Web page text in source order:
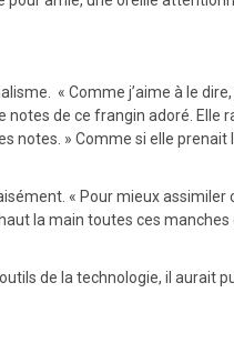
« Comme j’aime à le
de ce frangin adoré. Elle
notes. » Comme si elle
« Pour mieux assimiler
la main toutes ces manches
de la technologie, il aurait